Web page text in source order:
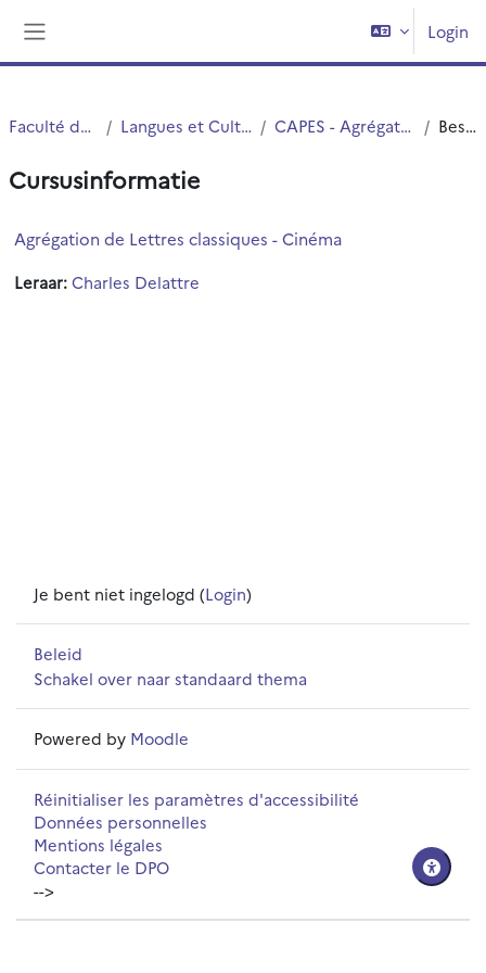
Login
Faculté des Humanités Langues et Cultures Antiques (LCA) CAPES - Agrégation interne et Externe Beschrijving
Cursusinformatie
Agrégation de Lettres classiques - Cinéma
Leraar:Charles Delattre
Je bent niet ingelogd (Login)
Beleid
Schakel over naar standaard thema
Powered by Moodle
Réinitialiser les paramètres d'accessibilité
Données personnelles
Mentions légales
Contacter le DPO
-->